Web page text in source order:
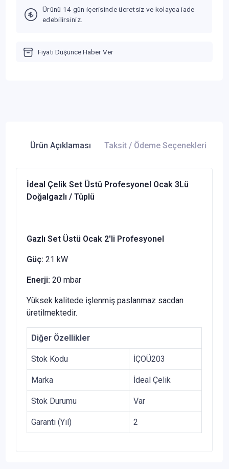
Ürünü 14 gün içerisinde ücretsiz ve kolayca iade
edebilirsiniz.
Fiyatı Düşünce Haber Ver
Ürün Açıklaması Taksit / Ödeme Seçenekleri
İdeal Çelik Set Üstü Profesyonel Ocak 3Lü
Doğalgazlı / Tüplü
Gazlı Set Üstü Ocak 2'li Profesyonel
Güç: 21 kW
Enerji: 20 mbar
Yüksek kalitede işlenmiş paslanmaz sacdan
üretilmektedir.
Diğer Özellikler
Stok Kodu İÇOÜ203
Marka İdeal Çelik
Stok Durumu Var
Garanti (Yıl) 2